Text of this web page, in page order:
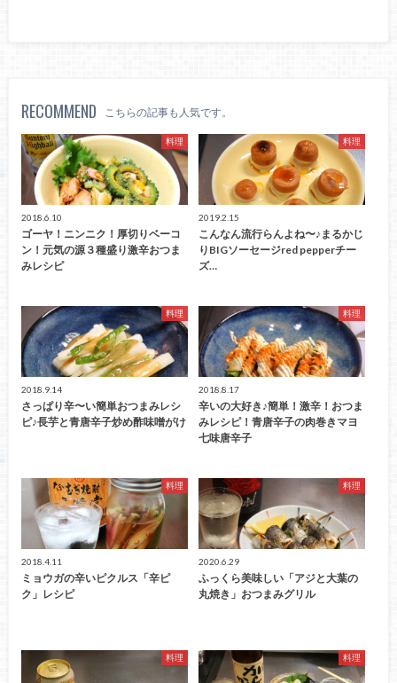
RECOMMEND こちらの記事も人気です。
料理
2018.6.10
ゴーヤ！ニンニク！厚切りベーコ
ン！元気の源３種盛り激辛おつま
みレシピ
料理
2019.2.15
こんなん流行らんよね〜♪まるかじ
りBIGソーセージred pepperチー
ズ…
料理
2018.9.14
さっぱり辛〜い簡単おつまみレシ
ピ♪長芋と青唐辛子炒め酢味噌がけ
料理
2018.8.17
辛いの大好き♪簡単！激辛！おつま
みレシピ！青唐辛子の肉巻きマヨ
七味唐辛子
料理
2018.4.11
ミョウガの辛いピクルス「辛ピ
ク」レシピ
料理
2020.6.29
ふっくら美味しい「アジと大葉の
丸焼き」おつまみグリル
料理 料理